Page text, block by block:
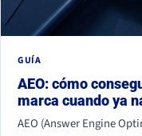
GUÍA
AEO: cómo
marca cuando ya
AEO (Answer Engine